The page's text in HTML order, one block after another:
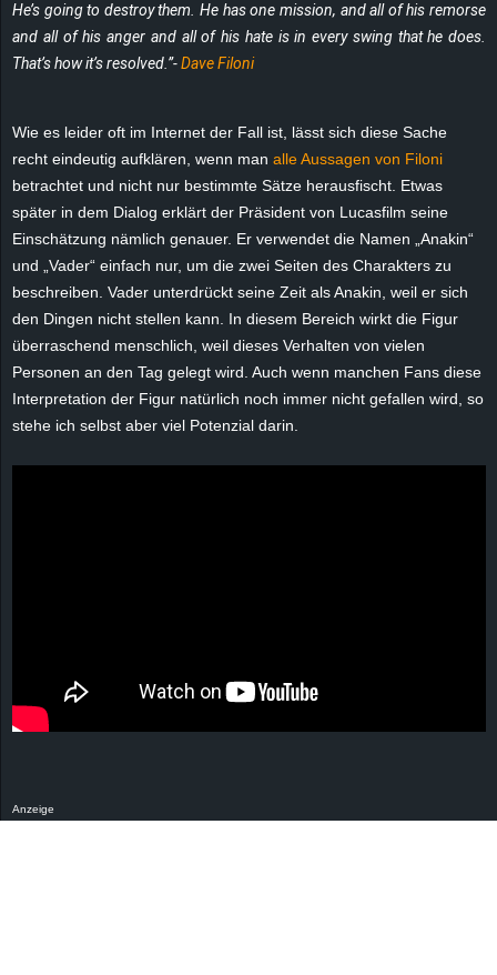
He’s going to destroy them. He has one mission, and all of his remorse
and all of his anger and all of his hate is in every swing that he does.
That’s how it’s resolved.”-Dave Filoni
Wie es leider oft im Internet der Fall ist, lässt sich diese Sache
recht eindeutig aufklären, wenn man alle Aussagen von Filoni
betrachtet und nicht nur bestimmte Sätze herausfischt. Etwas
später in dem Dialog erklärt der Präsident von Lucasfilm seine
Einschätzung nämlich genauer. Er verwendet die Namen „Anakin“
und „Vader“ einfach nur, um die zwei Seiten des Charakters zu
beschreiben. Vader unterdrückt seine Zeit als Anakin, weil er sich
den Dingen nicht stellen kann. In diesem Bereich wirkt die Figur
überraschend menschlich, weil dieses Verhalten von vielen
Personen an den Tag gelegt wird. Auch wenn manchen Fans diese
Interpretation der Figur natürlich noch immer nicht gefallen wird, so
stehe ich selbst aber viel Potenzial darin.
Anzeige